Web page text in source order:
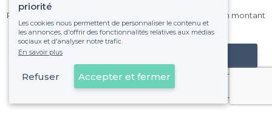
Pas de commissions et sans engagement, vous payez un montant
fixe sans risque de voir déraper la facture.
Référencer mon établissement
Déjà client
priorité
Les cookies nous permettent de personnaliser le contenu et
les annonces, d'offrir des fonctionnalités relatives aux médias
sociaux et d'analyser notre trafic.
En savoir plus
Refuser Accepter et fermer